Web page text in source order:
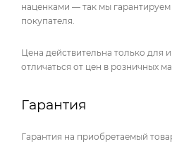
наценками — так мы
покупателя.
Цена действительна только для
отличаться от цен в розничных
Гарантия
Гарантия на приобретаемый